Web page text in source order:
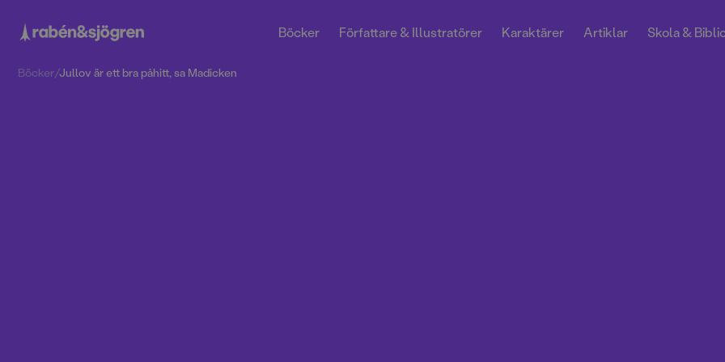
Böcker Författare & Illustratörer Karaktärer Artiklar Skola &
Böcker/Jullov är ett bra påhitt, sa Madicken